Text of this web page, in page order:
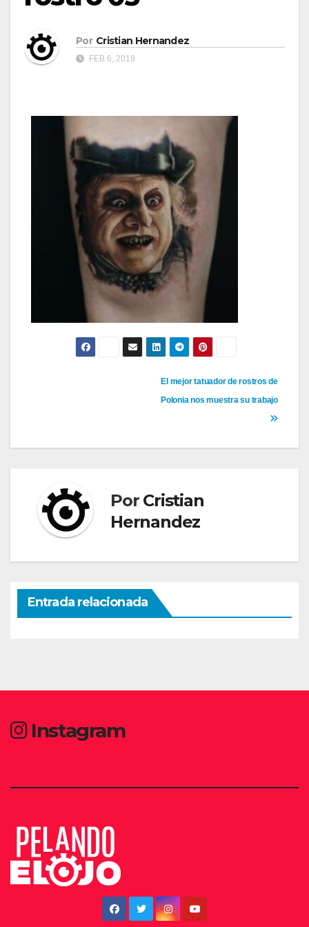
Por Cristian Hernandez
FEB 6, 2018
entradas
El mejor tatuador de rostros de
Polonia nos muestra su trabajo
Por Cristian
Hernandez
Entrada relacionada
Instagram